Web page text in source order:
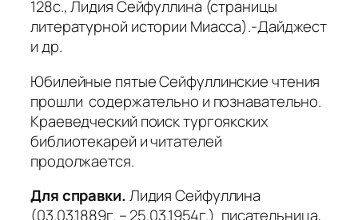
128с., Лидия Сейфуллина (страницы
литературной истории Миасса).-Дайджест
и др.
Юбилейные пятые Сейфуллинские чтения
прошли содержательно и познавательно.
Краеведческий поиск тургоякских
библиотекарей и читателей
продолжается.
Для справки. Лидия Сейфуллина
(03.03.1889г. – 25.03.1954г.) писательница,